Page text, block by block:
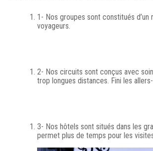
1- Nos groupes sont constitués d’un
voyageurs.
2- Nos circuits sont conçus avec
trop longues distances. Fini les
3- Nos hôtels sont situés dans les
permet plus de temps pour les